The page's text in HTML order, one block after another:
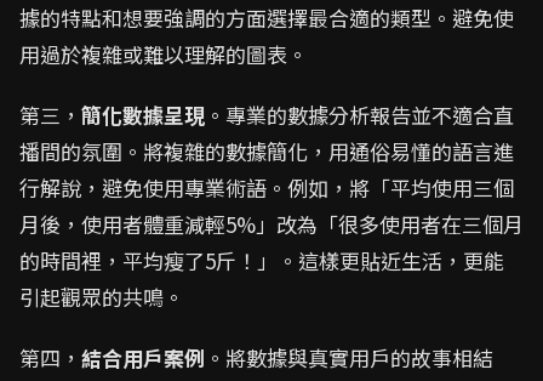
據的特點和想要強調的方面選擇最合適的類型。避免使
用過於複雜或難以理解的圖表。
第三， 簡化數據呈現 。專業的數據分析報告並不適合直
播間的氛圍。將複雜的數據簡化，用通俗易懂的語言進
行解說，避免使用專業術語。例如，將「平均使用三個
月後，使用者體重減輕5%」改為「很多使用者在三個月
的時間裡，平均瘦了5斤！」。這樣更貼近生活，更能
引起觀眾的共鳴。
第四， 結合用戶案例 。將數據與真實用戶的故事相結